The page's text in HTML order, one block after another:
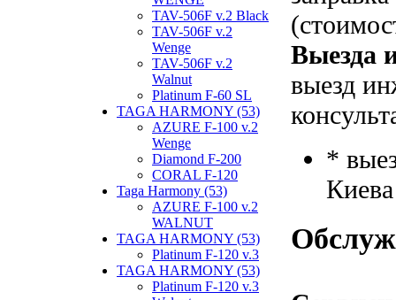
TAV-506F v.2 Black
TAV-506F v.2
Wenge
TAV-506F v.2
Walnut
Platinum F-60 SL
TAGA HARMONY (53)
AZURE F-100 v.2
Wenge
Diamond F-200
CORAL F-120
Taga Harmony (53)
AZURE F-100 v.2
WALNUT
TAGA HARMONY (53)
Platinum F-120 v.3
TAGA HARMONY (53)
Platinum F-120 v.3
Выезда
выезд
*